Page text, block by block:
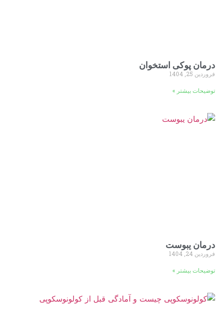
درمان پوکی استخوان
فروردین 25, 1404
توضیحات بیشتر »
درمان یبوست
فروردین 24, 1404
توضیحات بیشتر »